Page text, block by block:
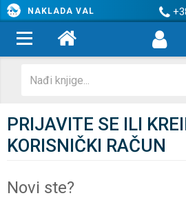
NAKLADA VAL
PRIJAVITE SE ILI
KORISNIČKI RAČUN
Novi ste?